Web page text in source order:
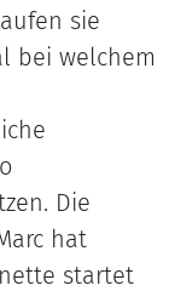
sie
bei welchem
Die
hat
startet